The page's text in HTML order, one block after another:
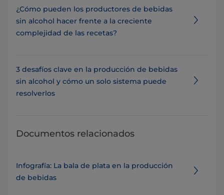
¿Cómo pueden los productores de bebidas
sin alcohol hacer frente a la creciente
complejidad de las recetas?
3 desafíos clave en la producción de bebidas
sin alcohol y cómo un solo sistema puede
resolverlos
Documentos relacionados
Infografía: La bala de plata en la producción
de bebidas